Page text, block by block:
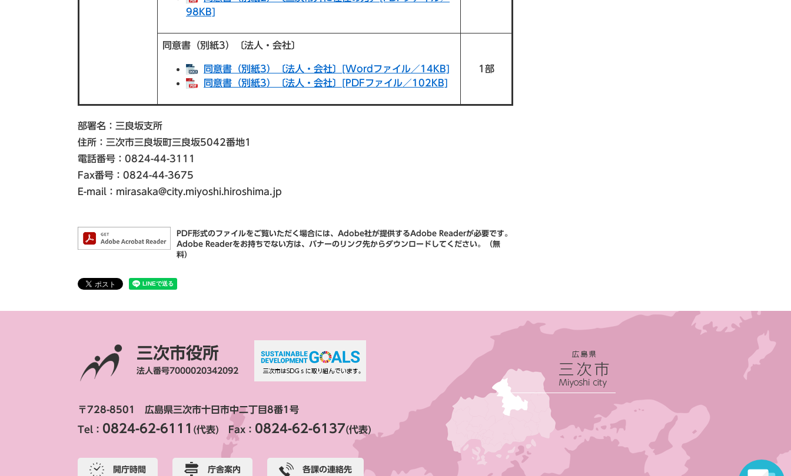
98KB]
同意書（別紙3）〔法人・会社〕
同意書（別紙3）〔法人・会社〕[Wordファイル／14KB]
同意書（別紙3）〔法人・会社〕[PDFファイル／102KB]
1部
部署名：三良坂支所
住所：三次市三良坂町三良坂5042番地1
電話番号：0824-44-3111
Fax番号：0824-44-3675
E-mail： mirasaka@city.miyoshi.hiroshima.jp
PDF形式のファイルをご覧いただく場合には、Adobe社が提供するAdobe Readerが必要です。
Adobe Readerをお持ちでない方は、バナーのリンク先からダウンロードしてください。（無
料）
三次市役所
法人番号7000020342092
〒728-8501 広島県三次市十日市中二丁目8番1号
Tel： 0824-62-6111 (代表) Fax： 0824-62-6137(代表)
開庁時間 庁舎案内 各課の連絡先